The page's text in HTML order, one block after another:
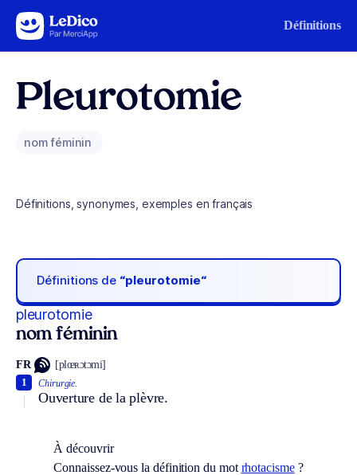
Aller au contenu Définitions
Pleurotomie
nom féminin
Définitions, synonymes, exemples en français
Définitions de “pleurotomie“
pleurotomie
nom féminin
FR [plœʀɔtɔmi]
Chirurgie.
Ouverture de la plèvre.
1
À découvrir
Connaissez-vous la définition du mot rhotacisme?